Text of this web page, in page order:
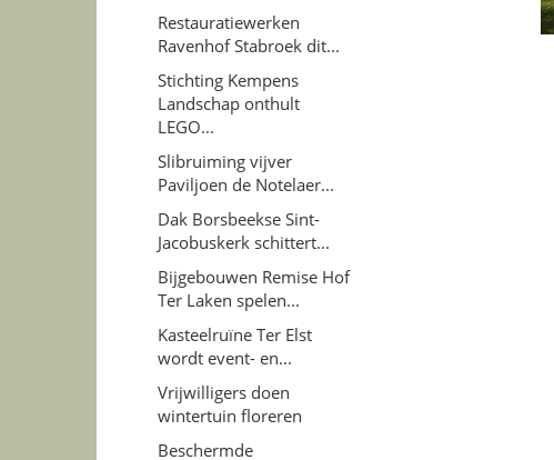
Restauratiewerken
Ravenhof Stabroek dit...
Stichting Kempens
Landschap onthult
LEGO...
Slibruiming vijver
Paviljoen de Notelaer...
Dak Borsbeekse Sint-
Jacobuskerk schittert...
Bijgebouwen Remise Hof
Ter Laken spelen...
Kasteelruïne Ter Elst
wordt event- en...
Vrijwilligers doen
wintertuin floreren
Beschermde